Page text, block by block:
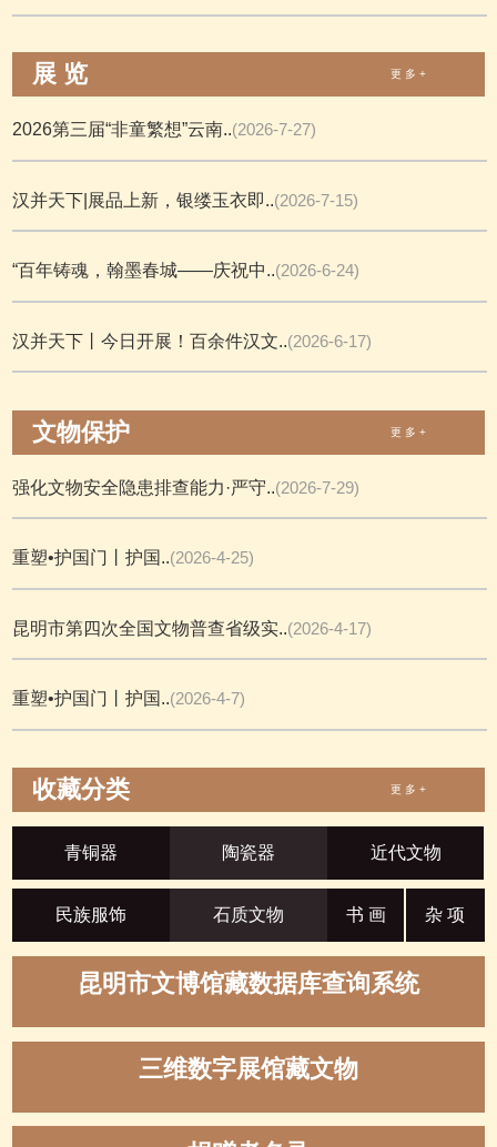
展 览 更 多 +
2026第三届“非童繁想”云南..(2026-7-27)
汉并天下|展品上新，银缕玉衣即..(2026-7-15)
“百年铸魂，翰墨春城——庆祝中..(2026-6-24)
汉并天下丨今日开展！百余件汉文..(2026-6-17)
文物保护 更 多 +
强化文物安全隐患排查能力·严守..(2026-7-29)
重塑•护国门丨护国..(2026-4-25)
昆明市第四次全国文物普查省级实..(2026-4-17)
重塑•护国门丨护国..(2026-4-7)
收藏分类 更 多 +
青铜器 陶瓷器 近代文物
民族服饰 石质文物 书 画 杂 项
昆明市文博馆藏数据库查询系统
三维数字展馆藏文物